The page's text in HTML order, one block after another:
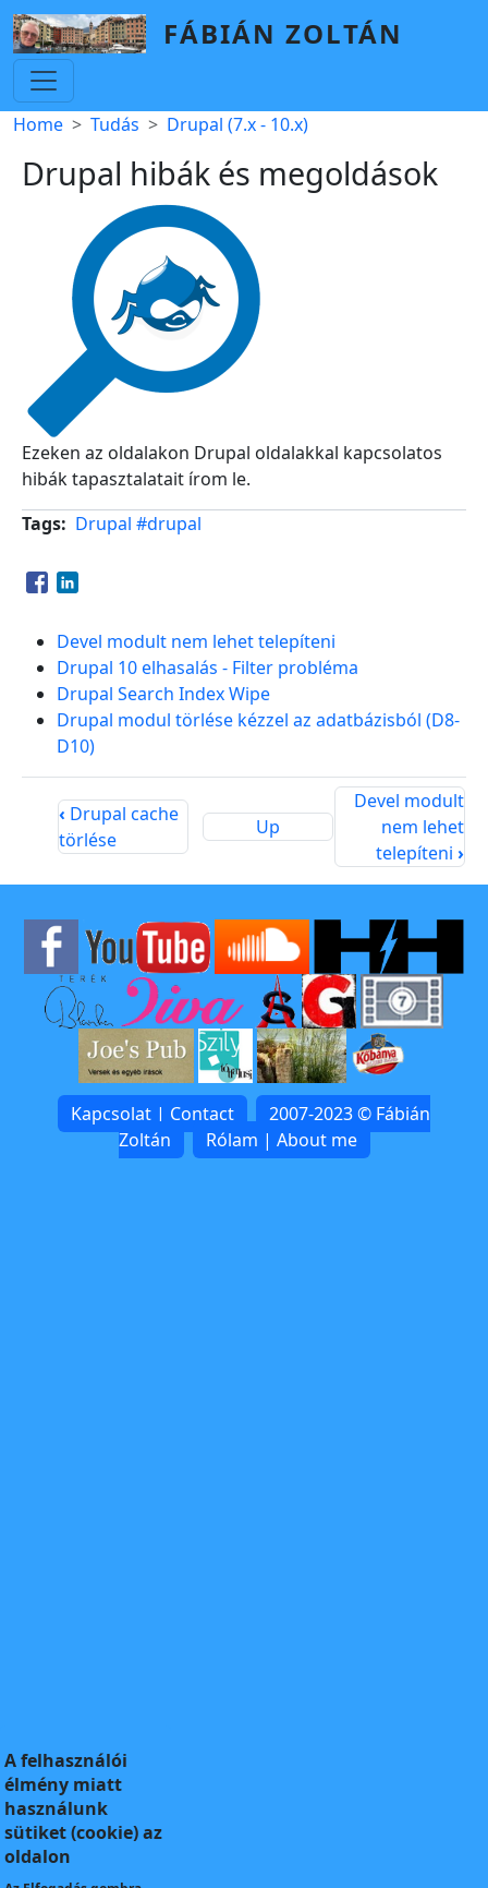
Skip to main content
FÁBIÁN ZOLTÁN
Breadcrumb
Home Tudás Drupal (7.x - 10.x)
Drupal hibák és megoldások
Ezeken az oldalakon Drupal oldalakkal kapcsolatos
hibák tapasztalatait írom le.
Tags
Drupal #drupal
Opens in a new window
Opens in a new window
Devel modult nem lehet telepíteni
Drupal 10 elhasalás - Filter probléma
Drupal Search Index Wipe
Drupal modul törlése kézzel az adatbázisból (D8-
D10)
‹ Drupal cache
törlése
Up
Devel modult
nem lehet
telepíteni›
Kapcsolat | Contact
2007-2023 © Fábián
Zoltán
Rólam | About me
A felhasználói
élmény miatt
használunk
sütiket (cookie) az
oldalon